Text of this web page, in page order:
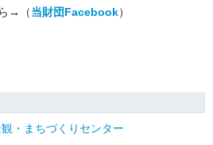
→（当財団Facebook）
観・まちづくりセンター